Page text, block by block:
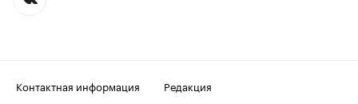
Контактная информация
Редакция